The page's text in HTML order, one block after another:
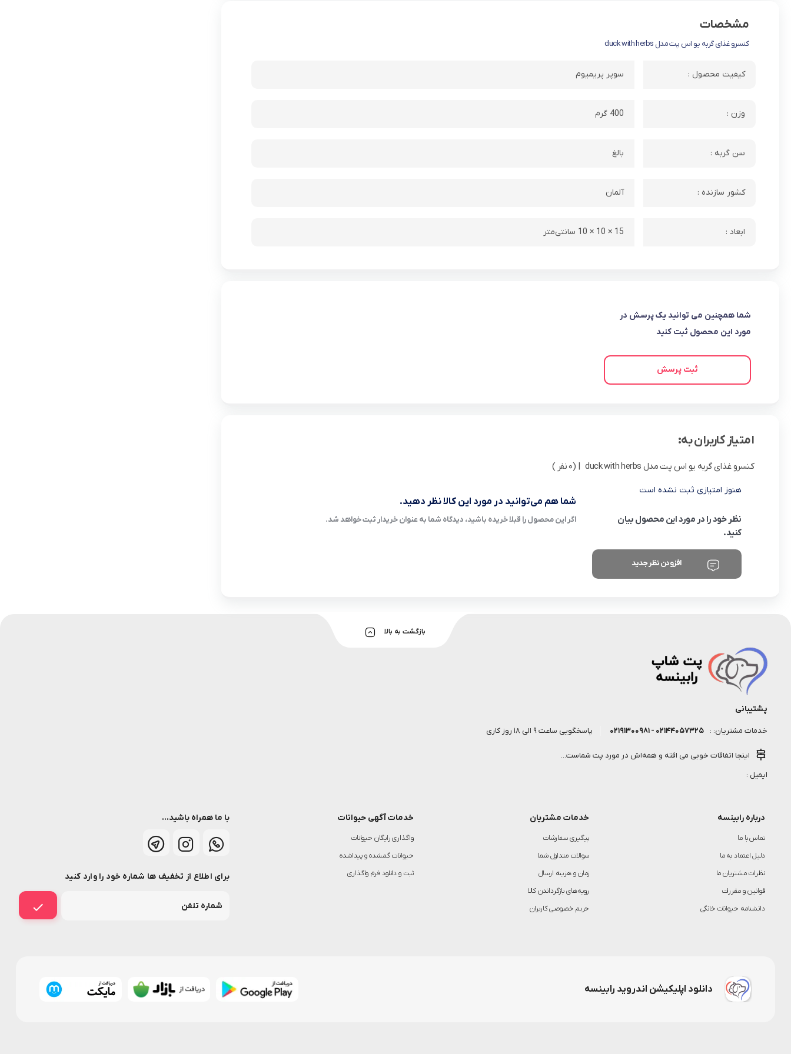
مشخصات
کنسرو غذای گربه یو اس پت مدل duck with herbs
کیفیت محصول : سوپر پریمیوم
وزن : 400 گرم
سن گربه : بالغ
کشور سازنده : آلمان
ابعاد : 15 × 10 × 10 سانتی‌متر
شما همچنین می توانید یک پرسش در
مورد این محصول ثبت کنید
ثبت پرسش
امتیاز کاربران به:
کنسرو غذای گربه یو اس پت مدل duck with herbs | (0 نفر )
هنوز امتیازی ثبت نشده است
نظر خود را در مورد این محصول بیان
کنید.
افزودن نظر جدید
شما هم می‌توانید در مورد این کالا نظر دهید.
اگر این محصول را قبلا خریده باشید، دیدگاه شما به عنوان خریدار ثبت خواهد شد.
بازگشت به بالا
پشتیبانی
خدمات مشتریان: : ۰۲۱۴۴۰۵۷۳۲۵ - ۰۲۱۹۱۳۰۰۹۸۱ پاسخگویی ساعت 9 الی 18 روز کاری
اینجا اتفاقات خوبی می افته و همه‌اش در مورد پت شماست...
ایمیل :
درباره رابینسه
تماس با ما
دلیل اعتماد به ما
نظرات مشتریان ما
قوانین و مقررات
دانشنامه حیوانات خانگی
خدمات مشتریان
پیگیری سفارشات
سوالات متداول شما
زمان و هزینه ارسال
رویه‌های بازگرداندن کالا
حریم خصوصی کاربران
خدمات آگهی حیوانات
واگذاری رایگان حیوانات
حیوانات گمشده و پیداشده
ثبت و دانلود فرم واگذاری
با ما همراه باشید...
برای اطلاع از تخفیف ها شماره خود را وارد کنید
دانلود اپلیکیشن اندروید رابینسه